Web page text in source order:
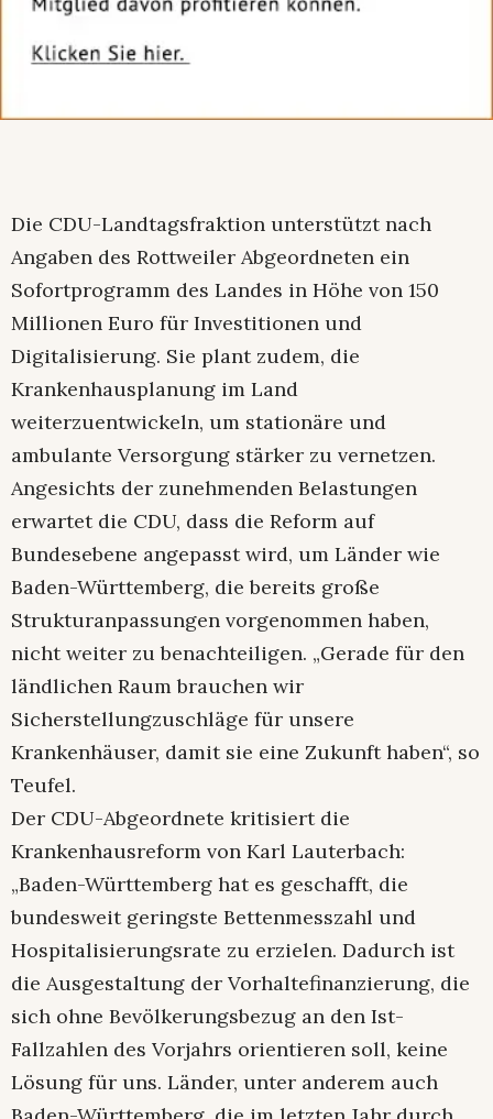
Die CDU-Landtagsfraktion unterstützt nach
Angaben des Rottweiler Abgeordneten ein
Sofortprogramm des Landes in Höhe von 150
Millionen Euro für Investitionen und
Digitalisierung. Sie plant zudem, die
Krankenhausplanung im Land
weiterzuentwickeln, um stationäre und
ambulante Versorgung stärker zu vernetzen.
Angesichts der zunehmenden Belastungen
erwartet die CDU, dass die Reform auf
Bundesebene angepasst wird, um Länder wie
Baden-Württemberg, die bereits große
Strukturanpassungen vorgenommen haben,
nicht weiter zu benachteiligen. „Gerade für den
ländlichen Raum brauchen wir
Sicherstellungzuschläge für unsere
Krankenhäuser, damit sie eine Zukunft haben“, so
Teufel.
Der CDU-Abgeordnete kritisiert die
Krankenhausreform von Karl Lauterbach:
„Baden-Württemberg hat es geschafft, die
bundesweit geringste Bettenmesszahl und
Hospitalisierungsrate zu erzielen. Dadurch ist
die Ausgestaltung der Vorhaltefinanzierung, die
sich ohne Bevölkerungsbezug an den Ist-
Fallzahlen des Vorjahrs orientieren soll, keine
Lösung für uns. Länder, unter anderem auch